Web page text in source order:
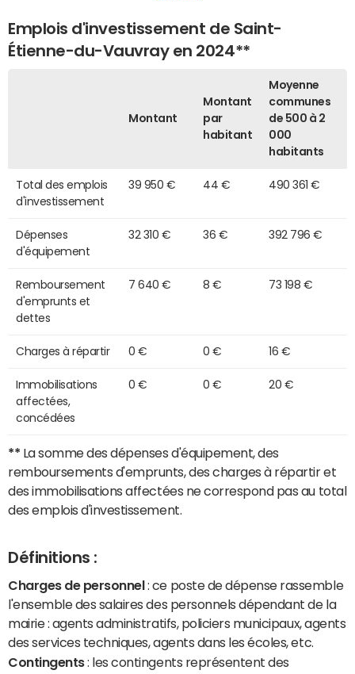
Emplois d'investissement de Saint-
Étienne-du-Vauvray en 2024**
Montant
Montant
par
habitant
Moyenne
communes
de 500 à 2
000
habitants
Total des emplois
d'investissement
39 950 € 44 € 490 361 €
Dépenses
d'équipement
32 310 € 36 € 392 796 €
Remboursement
d'emprunts et
dettes
7 640 € 8 € 73 198 €
Charges à répartir 0 € 0 € 16 €
Immobilisations
affectées,
concédées
0 € 0 € 20 €
** La somme des dépenses d'équipement, des
remboursements d'emprunts, des charges à répartir et
des immobilisations affectées ne correspond pas au total
des emplois d'investissement.
Définitions :
Charges de personnel : ce poste de dépense rassemble
l'ensemble des salaires des personnels dépendant de la
mairie : agents administratifs, policiers municipaux, agents
des services techniques, agents dans les écoles, etc.
Contingents: les contingents représentent des